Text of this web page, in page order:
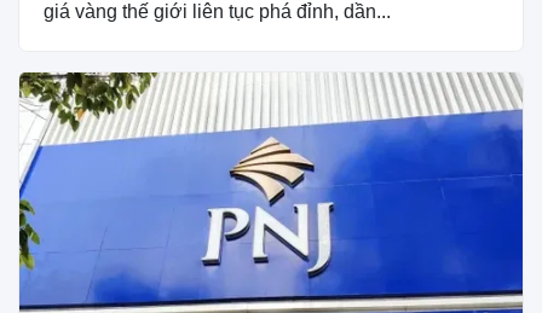
giá vàng thế giới liên tục phá đỉnh, dần...